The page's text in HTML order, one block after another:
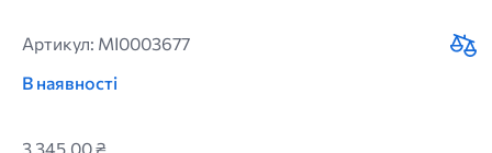
Артикул: MI0003677
В наявності
3 345,00 ₴